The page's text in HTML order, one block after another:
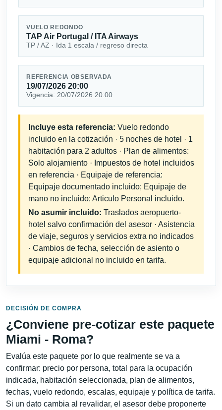
VUELO REDONDO
TAP Air Portugal / ITA Airways
TP / AZ · Ida 1 escala / regreso directa
REFERENCIA OBSERVADA
19/07/2026 20:00
Vigencia: 20/07/2026 20:00
Incluye esta referencia: Vuelo redondo
incluido en la cotización · 5 noches de hotel · 1
habitación para 2 adultos · Plan de alimentos:
Solo alojamiento · Impuestos de hotel incluidos
en referencia · Equipaje de referencia:
Equipaje documentado incluido; Equipaje de
mano no incluido; Articulo Personal incluido.
No asumir incluido: Traslados aeropuerto-
hotel salvo confirmación del asesor · Asistencia
de viaje, seguros y servicios extra no indicados
· Cambios de fecha, selección de asiento o
equipaje adicional no incluido en tarifa.
DECISIÓN DE COMPRA
¿Conviene pre-cotizar este paquete
Miami - Roma?
Evalúa este paquete por lo que realmente se va a
confirmar: precio por persona, total para la ocupación
indicada, habitación seleccionada, plan de alimentos,
fechas, vuelo redondo, escalas, equipaje y política de tarifa.
Si un dato cambia al revalidar, el asesor debe proponerte